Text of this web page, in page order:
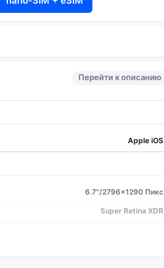
Перейти к описанию
Apple iOS
6.7"/2796x1290 Пикс
Super Retina XDR